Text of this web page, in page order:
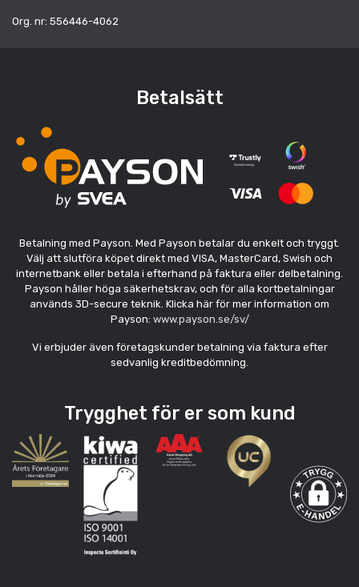
Org. nr: 556446-4062
Betalsätt
Betalning med Payson. Med Payson betalar du enkelt och tryggt.
Välj att slutföra köpet direkt med VISA, MasterCard, Swish och
internetbank eller betala i efterhand på faktura eller delbetalning.
Payson håller höga säkerhetskrav, och för alla kortbetalningar
används 3D-secure teknik. Klicka här för mer information om
Payson: www.payson.se/sv/
Vi erbjuder även företagskunder betalning via faktura efter
sedvanlig kreditbedömning.
Trygghet för er som kund